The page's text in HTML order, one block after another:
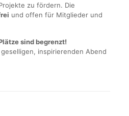
zu fördern. Die
und offen für Mitglieder und
sind begrenzt!
inspirierenden Abend